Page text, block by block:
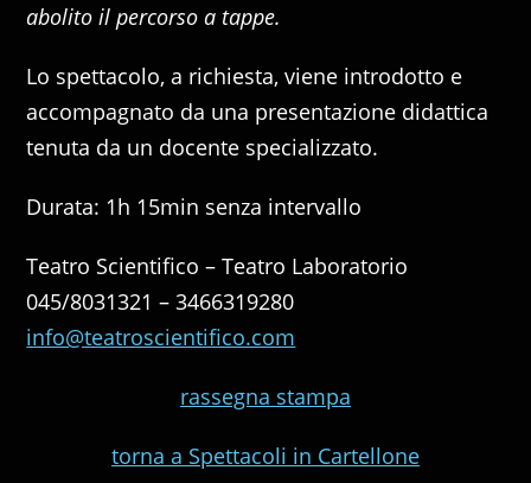
abolito il percorso a tappe.
Lo spettacolo, a richiesta, viene introdotto e
accompagnato da una presentazione didattica
tenuta da un docente specializzato.
Durata: 1h 15min senza intervallo
Teatro Scientifico – Teatro Laboratorio
045/8031321 – 3466319280
info@teatroscientifico.com
rassegna stampa
torna a Spettacoli in Cartellone